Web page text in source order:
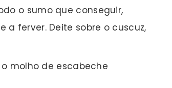
o sumo que conseguir,
ferver. Deite sobre o cuscuz,
molho de escabeche